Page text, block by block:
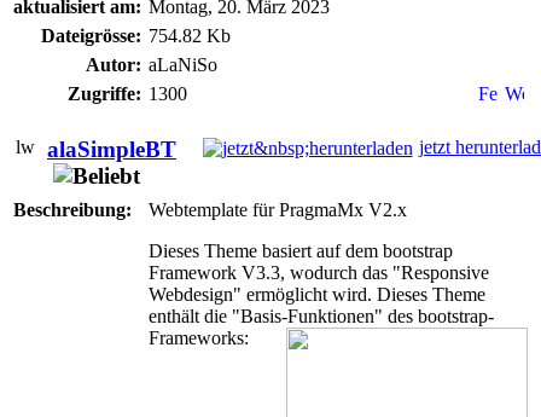
aktualisiert am: Montag, 20. März 2023
Dateigrösse: 754.82 Kb
Autor: aLaNiSo
Zugriffe: 1300
alaSimpleBT jetzt
Beschreibung:
Webtemplate für PragmaMx V2.x
Dieses Theme basiert auf dem bootstrap
Framework V3.3, wodurch das "Responsive
Webdesign" ermöglicht wird. Dieses Theme
enthält die "Basis-Funktionen" des bootstrap-
Frameworks: